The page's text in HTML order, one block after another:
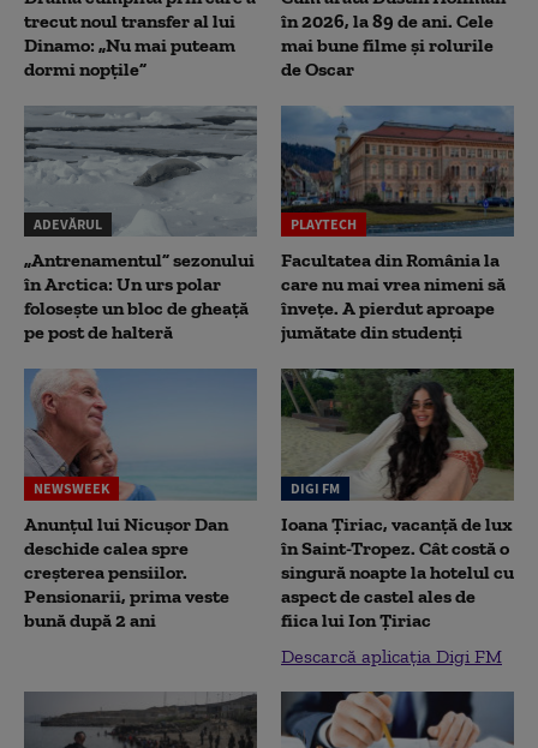
trecut noul transfer al lui
Dinamo: „Nu mai puteam
dormi nopțile”
în 2026, la 89 de ani. Cele
mai bune filme și rolurile
de Oscar
ADEVĂRUL
„Antrenamentul” sezonului
în Arctica: Un urs polar
folosește un bloc de gheață
pe post de halteră
PLAYTECH
Facultatea din România la
care nu mai vrea nimeni să
înveţe. A pierdut aproape
jumătate din studenţi
NEWSWEEK
Anunțul lui Nicușor Dan
deschide calea spre
creșterea pensiilor.
Pensionarii, prima veste
bună după 2 ani
DIGI FM
Ioana Țiriac, vacanță de lux
în Saint-Tropez. Cât costă o
singură noapte la hotelul cu
aspect de castel ales de
fiica lui Ion Țiriac
Descarcă aplicația Digi FM